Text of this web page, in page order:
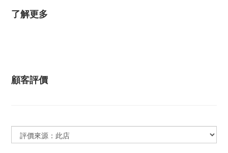
了解更多
顧客評價